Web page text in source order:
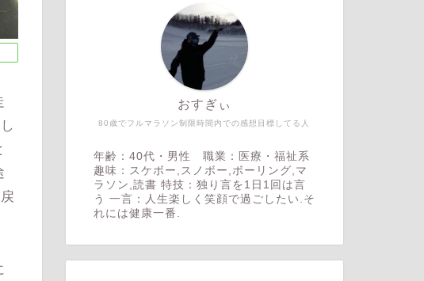
80歳でフルマラソン制限時間内での感想目標してる人
おすぎぃ
年齢：40代・男性 職業：医療・福祉系
趣味：スケボー,スノボー,ボーリング,マ
ラソン,読書 特技：独り言を1日1回は言
う 一言：人生楽しく笑顔で過ごしたい.そ
れには健康一番.